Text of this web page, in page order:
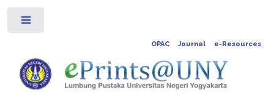
OPAC Journal e-Resources